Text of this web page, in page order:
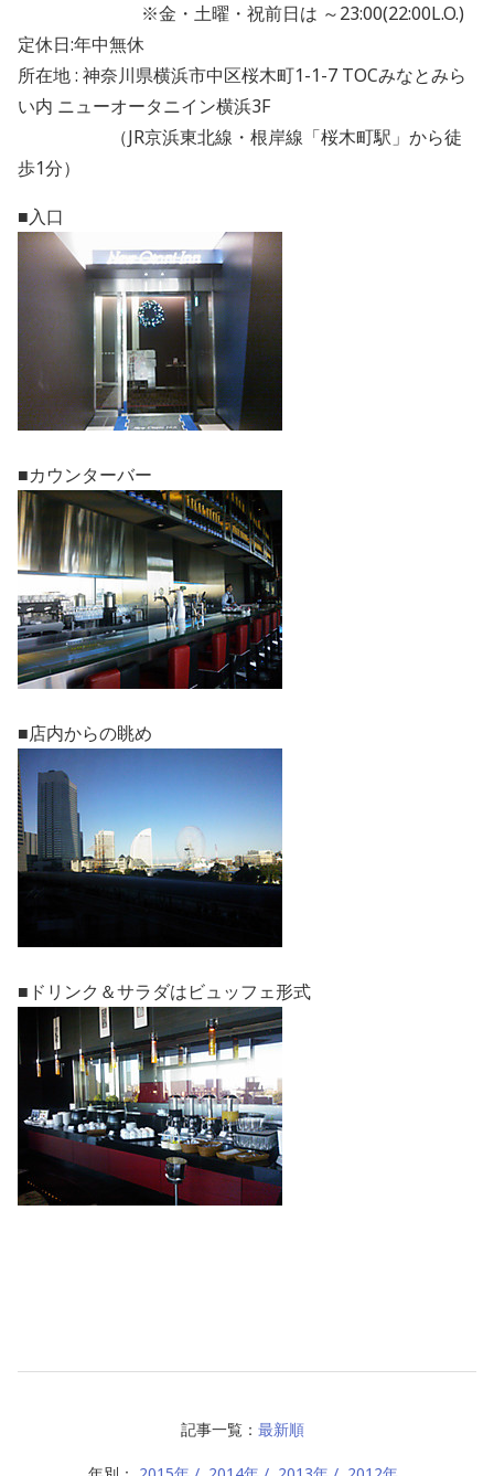
※金・土曜・祝前日は ～23:00(22:00L.O.)
定休日:年中無休
所在地 : 神奈川県横浜市中区桜木町1-1-7 TOCみなとみら
い内 ニューオータニイン横浜3F
（JR京浜東北線・根岸線「桜木町駅」から徒
歩1分）
■入口
■カウンターバー
■店内からの眺め
■ドリンク＆サラダはビュッフェ形式
記事一覧： 最新順